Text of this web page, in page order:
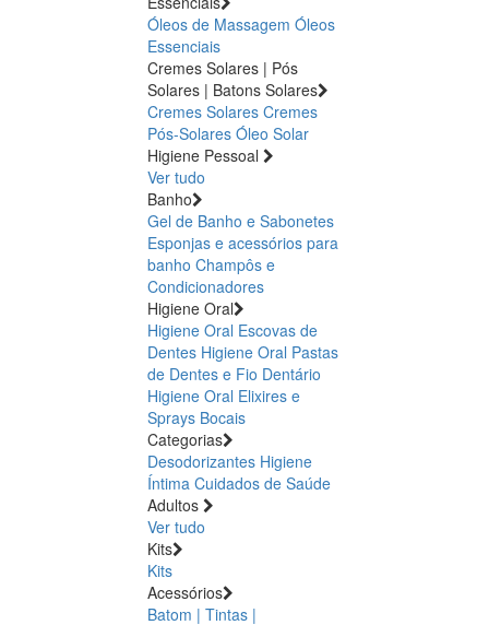
Óleos de Massagem Óleos
Essenciais
Cremes Solares | Pós
Solares | Batons Solares
Cremes Solares Cremes
Pós-Solares Óleo Solar
Higiene Pessoal
Ver tudo
Banho
Gel de Banho e Sabonetes
Esponjas e acessórios para
banho Champôs e
Condicionadores
Higiene Oral
Higiene Oral Escovas de
Dentes Higiene Oral Pastas
de Dentes e Fio Dentário
Higiene Oral Elixires e
Sprays Bocais
Categorias
Desodorizantes Higiene
Íntima Cuidados de Saúde
Adultos
Ver tudo
Kits
Kits
Acessórios
Batom | Tintas |